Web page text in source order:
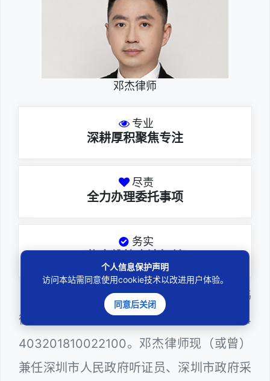
邓杰律师
专业
深耕厚积聚焦专注
尽责
全力办理委托事项
务实
邓杰律师，法律硕士，执业于北京市炜
衡（深圳）律师事务所，律师执业证号为14
403201810022100。邓杰律师现（或曾）
兼任深圳市人民政府听证员、深圳市政府采
个人信息保护声明
访问本站需同意使用cookie技术以改进用户体验。
同意后关闭